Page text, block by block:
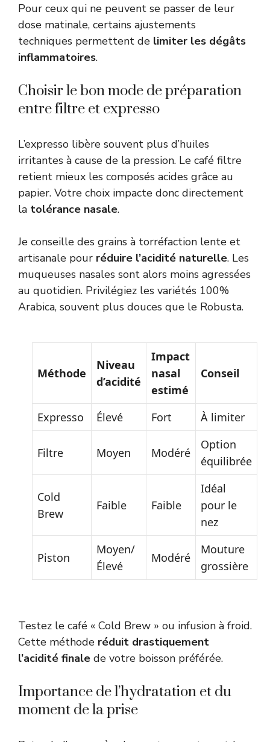
Pour ceux qui ne peuvent se passer de leur
dose matinale, certains ajustements
techniques permettent de limiter les dégâts
inflammatoires.
Choisir le bon mode de préparation
entre filtre et expresso
L’expresso libère souvent plus d’huiles
irritantes à cause de la pression. Le café filtre
retient mieux les composés acides grâce au
papier. Votre choix impacte donc directement
la tolérance nasale.
Je conseille des grains à torréfaction lente et
artisanale pour réduire l’acidité naturelle. Les
muqueuses nasales sont alors moins agressées
au quotidien. Privilégiez les variétés 100%
Arabica, souvent plus douces que le Robusta.
Méthode
Niveau
d’acidité
Impact
nasal
estimé
Conseil
Expresso Élevé Fort À limiter
Filtre Moyen Modéré
Option
équilibrée
Cold
Brew
Faible Faible
Idéal
pour le
nez
Piston
Moyen/
Élevé
Modéré
Mouture
grossière
Testez le café « Cold Brew » ou infusion à froid.
Cette méthode réduit drastiquement
l’acidité finale de votre boisson préférée.
Importance de l’hydratation et du
moment de la prise